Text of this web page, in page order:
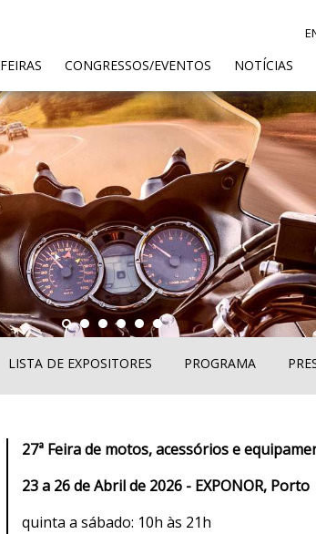
FEIRAS CONGRESSOS/EVENTOS NOTÍCIAS
LISTA DE EXPOSITORES PROGRAMA
27ª Feira de motos, acessórios e
23 a 26 de Abril de 2026 - EXPONOR, Porto
quinta a sábado: 10h às 21h